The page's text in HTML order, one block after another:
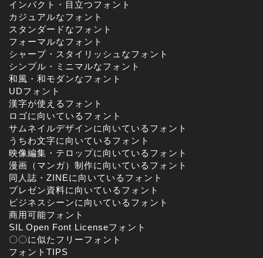
インパクト・目立つフォント
カジュアルなフォント
スタンダードなフォント
フォーマルなフォント
シャープ・スタイリッシュなフォント
シンプル・ミニマルなフォント
和風・和モダンなフォント
UDフォント
漢字が使えるフォント
ロゴに向いているフォント
サムネイルデザインに向いているフォント
うちわ文字に向いているフォント
映像編集・テロップに向いているフォント
漫画（マンガ）制作に向いているフォント
同人誌・ZINEに向いているフォント
プレゼン資料に向いているフォント
ビジネスシーンに向いているフォント
商用可能フォント
SIL Open Font Licenseフォント
〇〇に似たフリーフォント
フォントTIPS